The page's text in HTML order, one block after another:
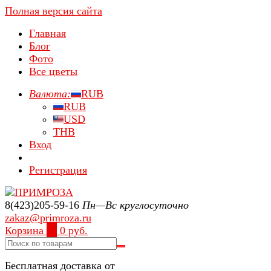
Полная версия сайта
Главная
Блог
Фото
Все цветы
Валюта:
RUB
RUB
USD
THB
Вход
Регистрация
8(423)205-59-16 Пн—Вс круглосуточно
zakaz@primroza.ru
Корзина
0 руб.
Бесплатная доставка от